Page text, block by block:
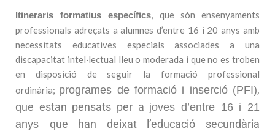
Itineraris formatius específics, que són ensenyaments
professionals adreçats a alumnes d’entre 16 i 20 anys amb
necessitats educatives especials associades a una
discapacitat intel·lectual lleu o moderada i que no es troben
en disposició de seguir la formació professional
ordinària; programes de formació i inserció (PFI),
que estan pensats per a joves d’entre 16 i 21
anys que han deixat l’educació secundària